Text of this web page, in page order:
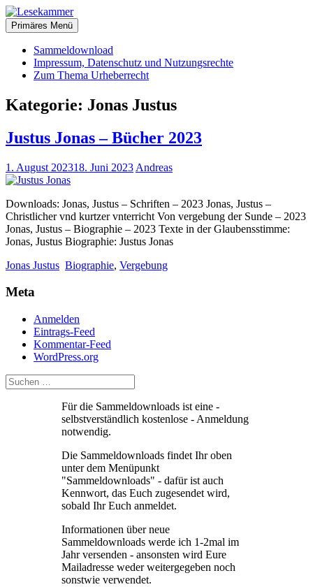
Zum
Inhalt
springen
Lesekammer
christliche Bücher zum kostenlosen Download
Primäres Menü
Sammeldownload
Impressum, Datenschutz und Nutzungsrechte
Zum Thema Urheberrecht
Kategorie: Jonas Justus
Justus Jonas – Bücher 2023
1. August 202318. Juni 2023 Andreas
Downloads: Jonas, Justus – Schriften – 2023 Jonas, Justus –
Christlicher vnd kurtzer vnterricht Von vergebung der Sunde – 2023
Jonas, Justus – Biographie – 2023 Texte in der Glaubensstimme:
Jonas, Justus Biographie: Justus Jonas
Jonas Justus Biographie, Vergebung
Meta
Anmelden
Eintrags-Feed
Kommentar-Feed
WordPress.org
Für die Sammeldownloads ist eine -
selbstverständlich kostenlose - Anmeldung
notwendig.
Die Sammeldownloads findet Ihr oben
unter dem Menüpunkt
"Sammeldownloads" - dafür ist auch
Kennwort, das Euch zugesendet wird,
sobald Ihr Euch anmeldet.
Informationen über neue
Sammeldownloads werde ich 1-2mal im
Jahr versenden - ansonsten wird Eure
Mailadresse weder weitergegeben noch
sonstwie verwendet.